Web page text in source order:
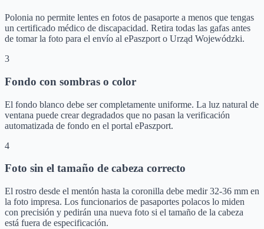
Polonia no permite lentes en fotos de pasaporte a menos que tengas
un certificado médico de discapacidad. Retira todas las gafas antes
de tomar la foto para el envío al ePaszport o Urząd Wojewódzki.
3
Fondo con sombras o color
El fondo blanco debe ser completamente uniforme. La luz natural de
ventana puede crear degradados que no pasan la verificación
automatizada de fondo en el portal ePaszport.
4
Foto sin el tamaño de cabeza correcto
El rostro desde el mentón hasta la coronilla debe medir 32-36 mm en
la foto impresa. Los funcionarios de pasaportes polacos lo miden
con precisión y pedirán una nueva foto si el tamaño de la cabeza
está fuera de especificación.